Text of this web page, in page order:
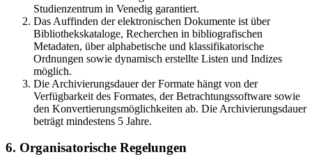
Studienzentrum in Venedig garantiert.
Das Auffinden der elektronischen Dokumente ist über
Bibliothekskataloge, Recherchen in bibliografischen
Metadaten, über alphabetische und klassifikatorische
Ordnungen sowie dynamisch erstellte Listen und Indizes
möglich.
Die Archivierungsdauer der Formate hängt von der
Verfügbarkeit des Formates, der Betrachtungssoftware sowie
den Konvertierungsmöglichkeiten ab. Die Archivierungsdauer
beträgt mindestens 5 Jahre.
6. Organisatorische Regelungen